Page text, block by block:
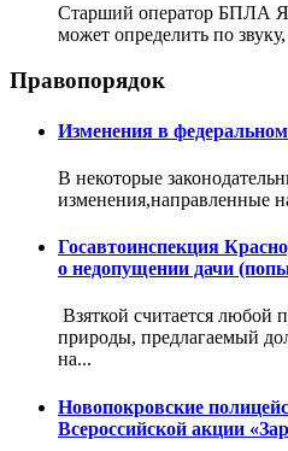
Старший оператор БПЛА
может определить по
Правопорядок
Изменения в федеральном
В некоторые
изменения,направленные
Госавтоинспекция
о недопущении дачи
Взяткой считается любой
природы, предлагаемый
на...
Новопокровские
Всероссийской акции